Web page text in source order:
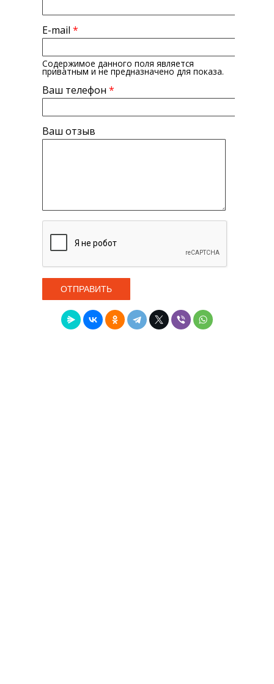
E-mail *
Содержимое данного поля является
приватным и не предназначено для показа.
Ваш телефон *
Ваш отзыв